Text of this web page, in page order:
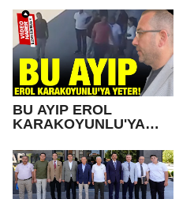
Oldu Neler!
BU AYIP EROL
KARAKOYUNLU'YA